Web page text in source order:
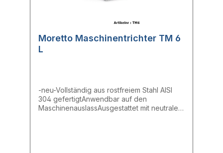
Moretto Maschinentrichter TM 6
L
-neu-Vollständig aus rostfreiem Stahl AISI
304 gefertigtAnwendbar auf den
MaschinenauslassAusgestattet mit neutraler